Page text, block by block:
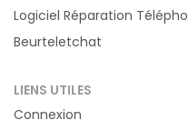
Logiciel Réparation
Beurteletchat
LIENS UTILES
Connexion